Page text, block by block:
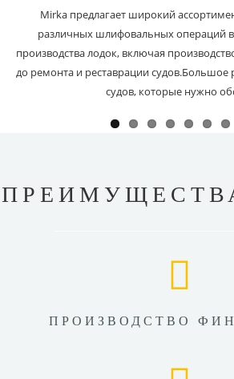
Mirka предлагает широкий
различных шлифовальных операций в
производства лодок, включая
до ремонта и реставрации судов.Большое
судов, которые нужно
ПРОИЗВОДСТВО